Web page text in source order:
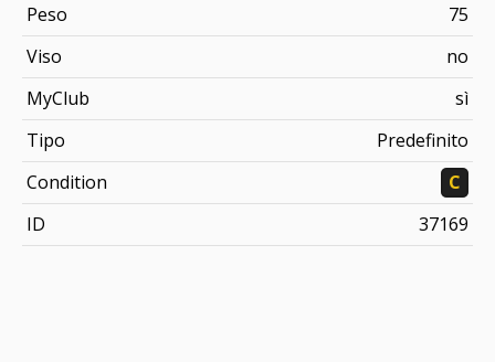
Peso
75
Viso
no
MyClub
sì
Tipo
Predefinito
Condition
C
ID
37169